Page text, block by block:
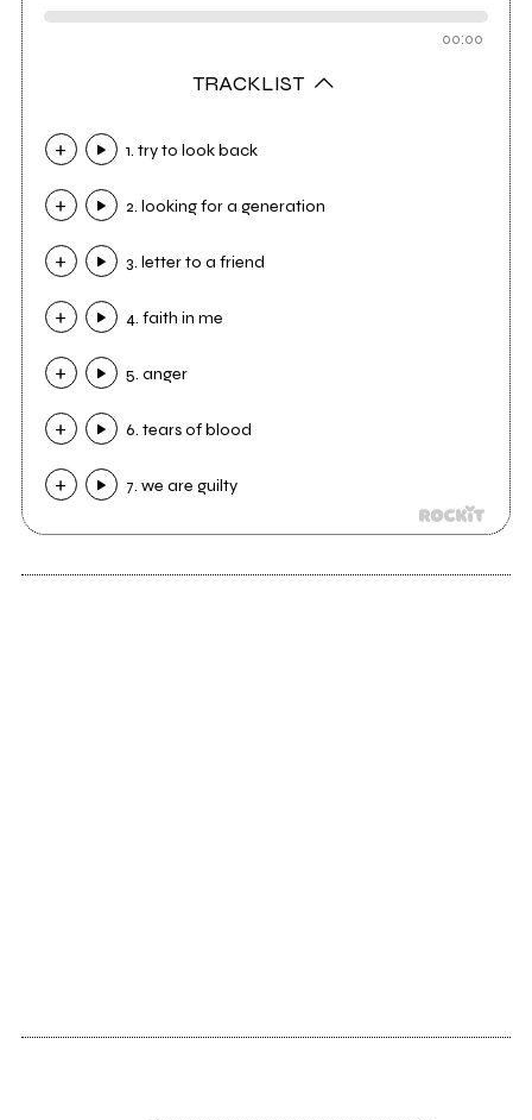
00:00
TRACKLIST
1. try to look back
2. looking for a generation
3. letter to a friend
4. faith in me
5. anger
6. tears of blood
7. we are guilty